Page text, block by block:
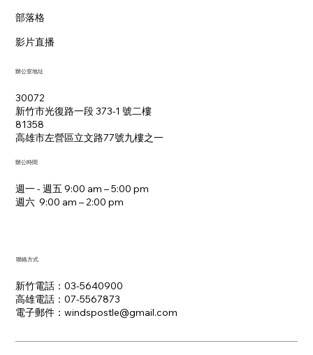
部落格
影片直播
辦公室地址
30072
新竹市光復路一段 373-1 號二樓
81358
​高雄市左營區立文路77號九樓之一
週一 - 週五 9:00 am – 5:00 pm
週六 9:00 am – 2:00 pm​
辦公時間
新竹電話：03-5640900
高雄電話：07-5567873
電子郵件：​windspostle@gmail.com
聯絡方式